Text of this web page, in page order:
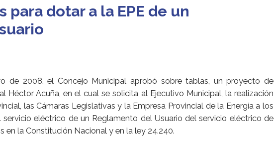
dotar a la EPE de un
de 2008, el Concejo Municipal aprobó sobre tablas, un proyecto de
Héctor Acuña, en el cual se solicita al Ejecutivo Municipal, la realización
las Cámaras Legislativas y la Empresa Provincial de la Energía a los
eléctrico de un Reglamento del Usuario del servicio eléctrico de
la Constitución Nacional y en la ley 24.240.